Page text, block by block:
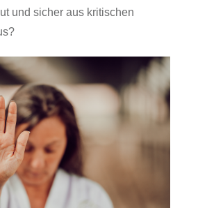
und sicher aus kritischen